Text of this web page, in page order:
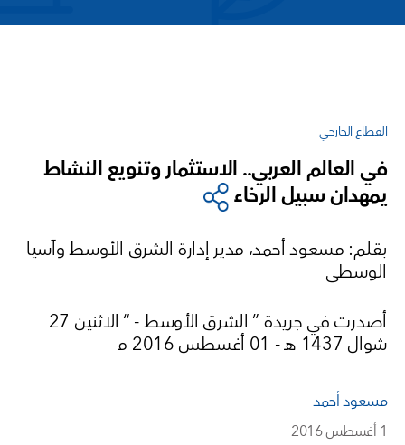
القطاع الخارجي
في العالم العربي.. الاستثمار وتنويع النشاط
يمهدان سبيل الرخاء
بقلم: مسعود أحمد، مدير إدارة الشرق الأوسط وآسيا
الوسطى
أصدرت في جريدة ” الشرق الأوسط - “ الاثنين 27
شوال 1437 هـ - 01 أغسطس 2016 مـ
مسعود أحمد
1 أغسطس 2016